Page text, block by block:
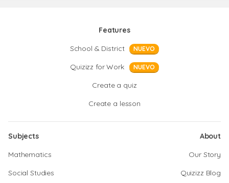
Features
School & District
NUEVO
Quizizz for Work NUEVO
Create a quiz
Create a lesson
Subjects
Mathematics
Social Studies
About
Our Story
Quizizz Blog